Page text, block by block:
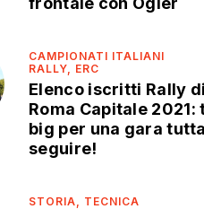
CAMPIONATI ITALIANI
RALLY, ERC
Elenco iscritti Rally di
Roma Capitale 2021:
big per una gara
seguire!
STORIA, TECNICA